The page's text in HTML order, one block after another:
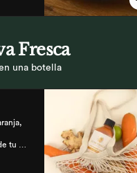
Fresca
una botella
tu